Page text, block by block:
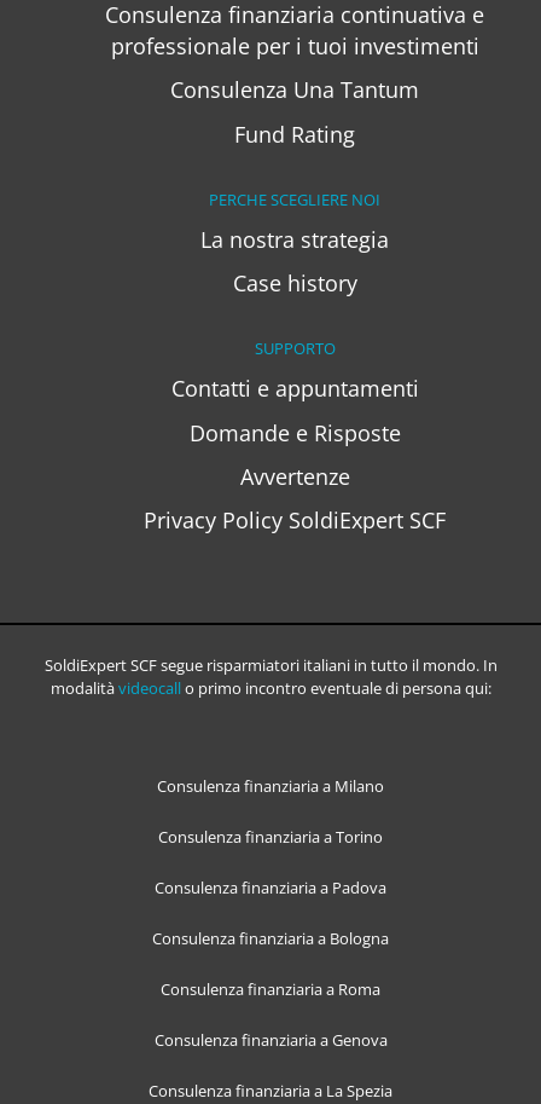
Consulenza finanziaria continuativa e
professionale per i tuoi investimenti
Consulenza Una Tantum
Fund Rating
PERCHE SCEGLIERE NOI
La nostra strategia
Case history
SUPPORTO
Contatti e appuntamenti
Domande e Risposte
Avvertenze
Privacy Policy SoldiExpert SCF
SoldiExpert SCF segue risparmiatori italiani in tutto il mondo. In
modalitàvideocallo primo incontro eventuale di persona qui:
Consulenza finanziaria a Milano
Consulenza finanziaria a Torino
Consulenza finanziaria a Padova
Consulenza finanziaria a Bologna
Consulenza finanziaria a Roma
Consulenza finanziaria a Genova
Consulenza finanziaria a La Spezia